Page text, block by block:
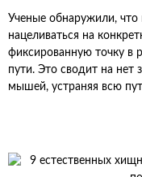
Ученые обнаружили, что
нацеливаться на
фиксированную точку в
пути. Это сводит на нет
мышей, устраняя всю